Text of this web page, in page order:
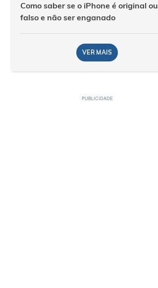
Como saber se o iPhone é original ou
falso e não ser enganado
VER MAIS